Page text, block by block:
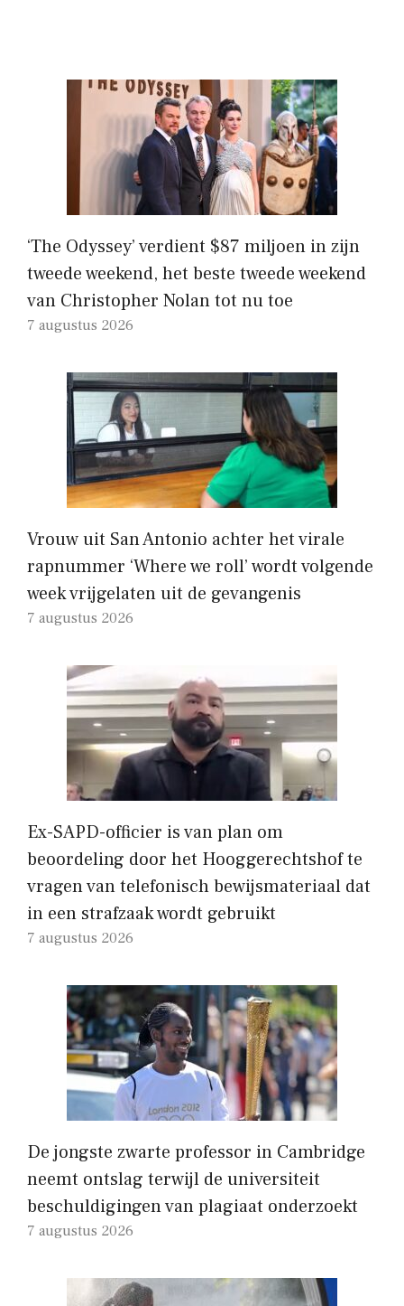
‘The Odyssey’ verdient $87 miljoen in zijn
tweede weekend, het beste tweede weekend
van Christopher Nolan tot nu toe
7 augustus 2026
Vrouw uit San Antonio achter het virale
rapnummer ‘Where we roll’ wordt volgende
week vrijgelaten uit de gevangenis
7 augustus 2026
Ex-SAPD-officier is van plan om
beoordeling door het Hooggerechtshof te
vragen van telefonisch bewijsmateriaal dat
in een strafzaak wordt gebruikt
7 augustus 2026
De jongste zwarte professor in Cambridge
neemt ontslag terwijl de universiteit
beschuldigingen van plagiaat onderzoekt
7 augustus 2026